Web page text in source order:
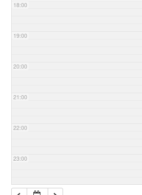
18:00
19:00
20:00
21:00
22:00
23:00